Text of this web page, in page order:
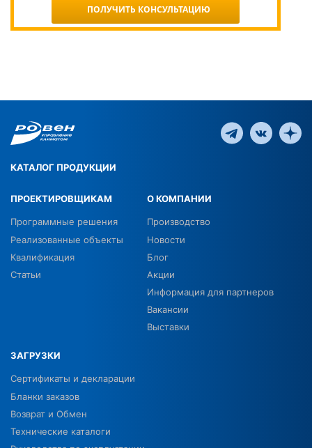
ПОЛУЧИТЬ КОНСУЛЬТАЦИЮ
КАТАЛОГ ПРОДУКЦИИ
ПРОЕКТИРОВЩИКАМ
Программные решения
Реализованные объекты
Квалификация
Статьи
О КОМПАНИИ
Производство
Новости
Блог
Акции
Информация для партнеров
Вакансии
Выставки
ЗАГРУЗКИ
Сертификаты и декларации
Бланки заказов
Возврат и Обмен
Технические каталоги